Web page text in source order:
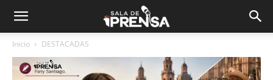
Inicio DESTACADAS